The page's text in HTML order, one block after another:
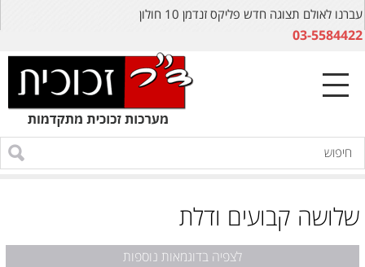
עברנו לאולם תצוגה חדש פליקס זנדמן 10 חולון
03-5584422
שלושה קבועים ודלת
לצפיה בדוגמאות נוספות